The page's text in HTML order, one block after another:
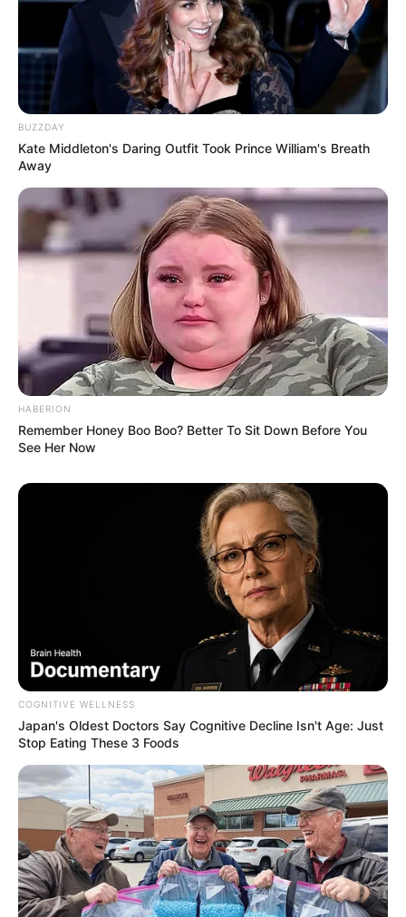
As duas correntinhas conta como o primeiro
meio ponto alto para essa linha, sendo assim,
você precisa pular o primeiro ponto e começar
a meio ponto alto no segundo ponto;
Uma vez que você fez meio ponto altos até
vai fazer o mesmo 2meio ponto alto, 2
correntes, 2meio ponto alto, tudo no espaço
BUZZDAY
Kate Middleton's Daring Outfit Took Prince William's Breath
Away
HABERION
Remember Honey Boo Boo? Better To Sit Down Before You
See Her Now
COGNITIVE WELLNESS
Japan's Oldest Doctors Say Cognitive Decline Isn't Age: Just
Stop Eating These 3 Foods